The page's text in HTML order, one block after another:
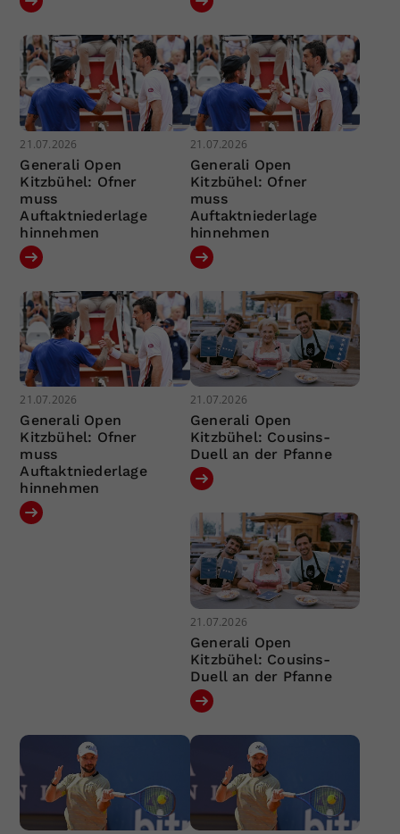
21.07.2026
Generali Open
Kitzbühel: Ofner
muss
Auftaktniederlage
hinnehmen
21.07.2026
Generali Open
Kitzbühel: Ofner
muss
Auftaktniederlage
hinnehmen
21.07.2026
Generali Open
Kitzbühel: Ofner
muss
Auftaktniederlage
hinnehmen
21.07.2026
Generali Open
Kitzbühel: Cousins-
Duell an der Pfanne
21.07.2026
Generali Open
Kitzbühel: Cousins-
Duell an der Pfanne